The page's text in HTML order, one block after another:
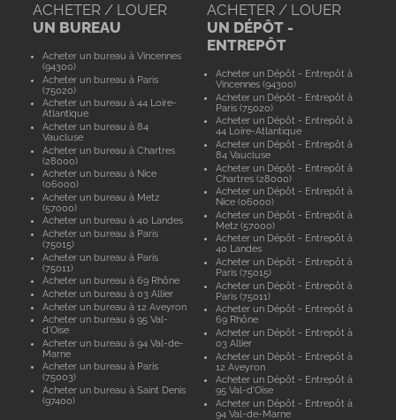
ACHETER / LOUER
UN BUREAU
Acheter un bureau à Vincennes
(94300)
Acheter un bureau à Paris
(75020)
Acheter un bureau à 44 Loire-
Atlantique
Acheter un bureau à 84
Vaucluse
Acheter un bureau à Chartres
(28000)
Acheter un bureau à Nice
(06000)
Acheter un bureau à Metz
(57000)
Acheter un bureau à 40 Landes
Acheter un bureau à Paris
(75015)
Acheter un bureau à Paris
(75011)
Acheter un bureau à 69 Rhône
Acheter un bureau à 03 Allier
Acheter un bureau à 12 Aveyron
Acheter un bureau à 95 Val-
d'Oise
Acheter un bureau à 94 Val-de-
Marne
Acheter un bureau à Paris
(75003)
Acheter un bureau à Saint Denis
(97400)
ACHETER / LOUER
UN DÉPÔT -
ENTREPÔT
Acheter un Dépôt - Entrepôt à
Vincennes (94300)
Acheter un Dépôt - Entrepôt à
Paris (75020)
Acheter un Dépôt - Entrepôt à
44 Loire-Atlantique
Acheter un Dépôt - Entrepôt à
84 Vaucluse
Acheter un Dépôt - Entrepôt à
Chartres (28000)
Acheter un Dépôt - Entrepôt à
Nice (06000)
Acheter un Dépôt - Entrepôt à
Metz (57000)
Acheter un Dépôt - Entrepôt à
40 Landes
Acheter un Dépôt - Entrepôt à
Paris (75015)
Acheter un Dépôt - Entrepôt à
Paris (75011)
Acheter un Dépôt - Entrepôt à
69 Rhône
Acheter un Dépôt - Entrepôt à
03 Allier
Acheter un Dépôt - Entrepôt à
12 Aveyron
Acheter un Dépôt - Entrepôt à
95 Val-d'Oise
Acheter un Dépôt - Entrepôt à
94 Val-de-Marne